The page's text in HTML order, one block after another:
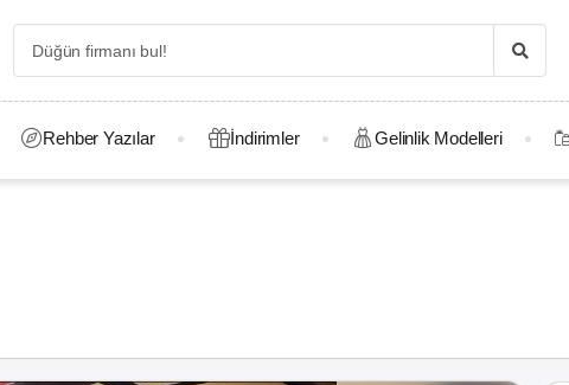
Rehber Yazılar İndirimler Gelinlik Modelleri